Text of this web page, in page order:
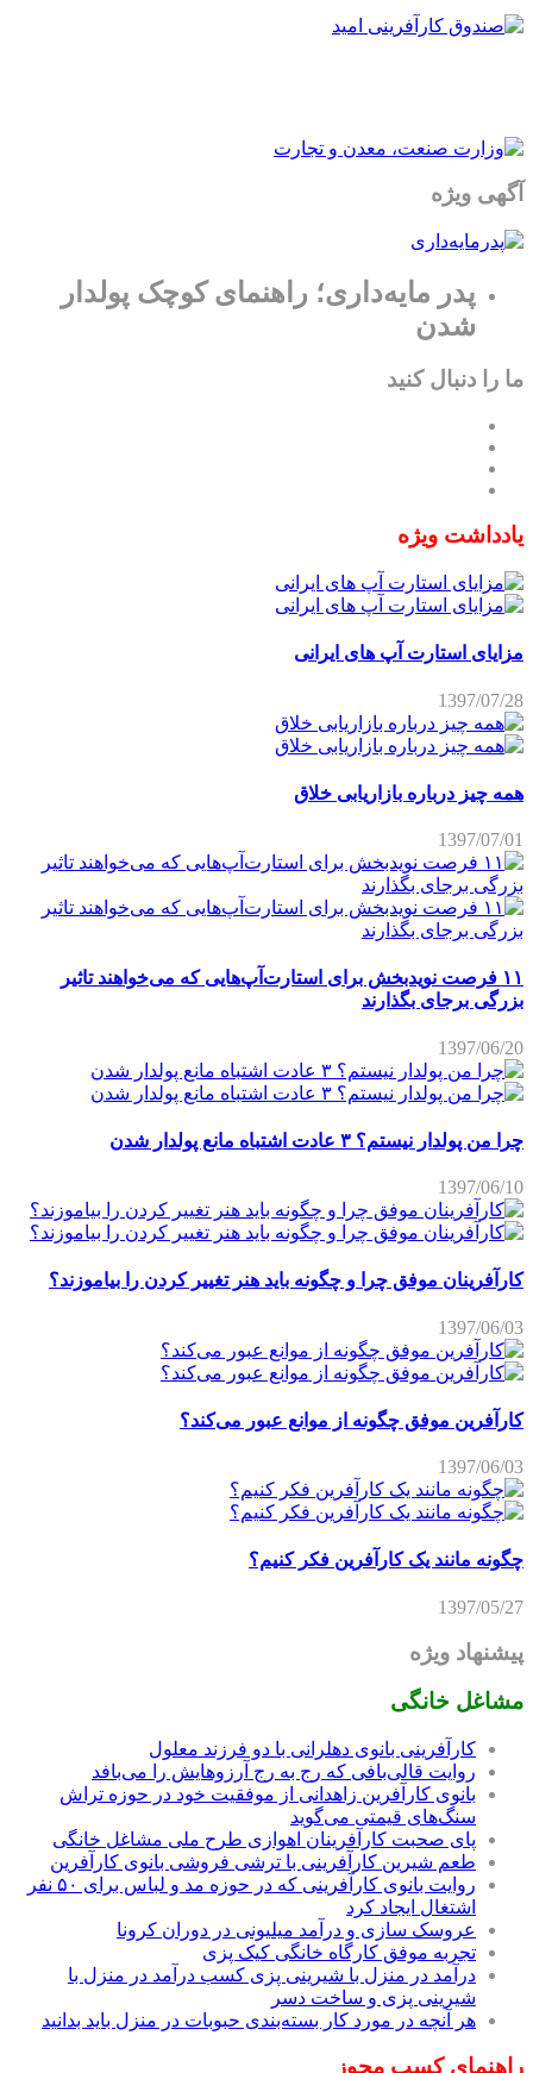
آگهی ویژه
پدر مایه‌داری؛ راهنمای کوچک پولدار
شدن
ما را دنبال کنید
یادداشت ویژه
مزایای استارت آپ های ایرانی
1397/07/28
همه چیز درباره بازاریابی خلاق
1397/07/01
۱۱ فرصت نویدبخش برای استارت‌آپ‌هایی که می‌خواهند تاثیر
بزرگی برجای بگذارند
1397/06/20
چرا من پولدار نیستم؟ ۳ عادت اشتباه مانع پولدار شدن
1397/06/10
کارآفرینان موفق چرا و چگونه باید هنر تغییر کردن را بیاموزند؟
1397/06/03
کارآفرین موفق چگونه از موانع عبور می‌کند؟
1397/06/03
چگونه مانند یک کارآفرین فکر کنیم؟
1397/05/27
پیشنهاد ویژه
مشاغل خانگی
کارآفرینی بانوی دهلرانی با دو فرزند معلول
روایت قالی‌بافی که رج به رج آرزوهایش را می‌بافد
بانوی کارآفرین زاهدانی از موفقیت خود در حوزه تراش
سنگ‌های قیمتی می‌گوید
پای صحبت کارآفرینان اهوازی طرح ملی مشاغل خانگی
طعم شیرین کارآفرینی با ترشی فروشی بانوی کارآفرین
روایت بانوی کارآفرینی که در حوزه مد و لباس برای ۵۰ نفر
اشتغال ایجاد کرد
عروسک سازی و درآمد میلیونی در دوران کرونا
تجربه موفق کارگاه خانگی کیک پزی
درآمد در منزل با شیرینی پزی کسب درآمد در منزل با
شیرینی پزی و ساخت دسر
هر آنچه در مورد کار بسته‌بندی حبوبات در منزل باید بدانید
راهنمای کسب مجوز